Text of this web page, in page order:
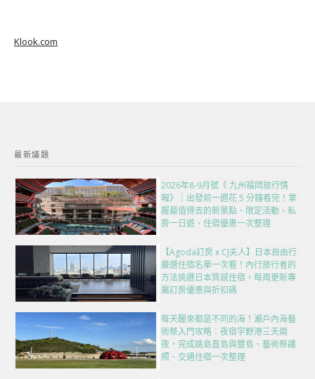
Klook.com
最新議題
2026年8-9月號《 九州福岡旅行情
報》｜出發前一週花 5 分鐘看完！掌
握最值得去的新景點、限定活動、私
房一日遊、住宿優惠一次整理
【Agoda訂房 x CJ夫人】日本自由行
嚴選住宿名單一次看！內行旅行者的
方法挑選日本質感住宿，每周更新專
屬訂房優惠與折扣碼
每天醒來都是不同的海！瀨戶內海藝
術祭入門攻略：夜宿宇野港三天兩
夜，完成跳島直島與豐島、藝術祭護
照、交通住宿一次整理